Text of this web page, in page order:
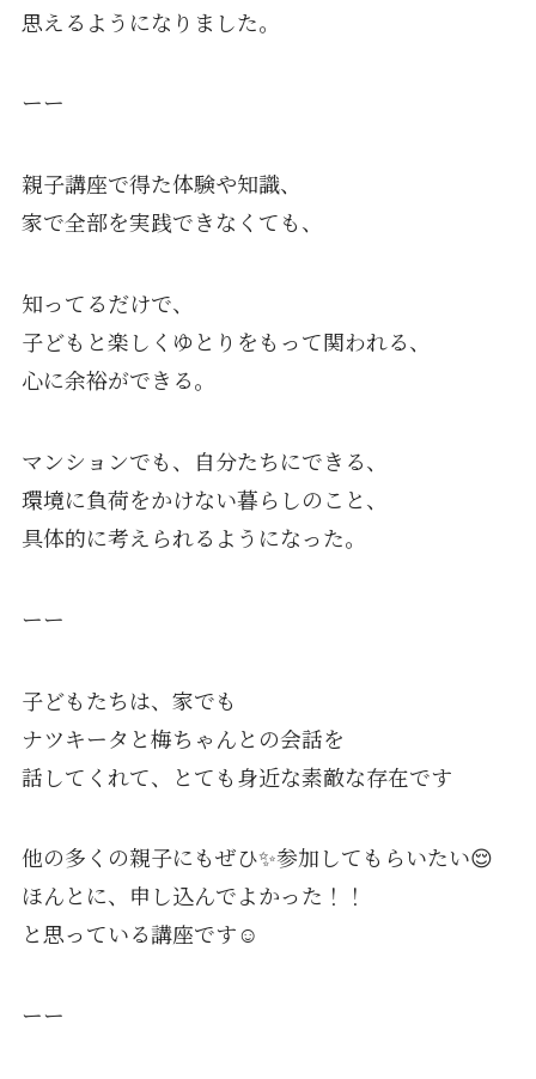
思えるようになりました。
ーー
親子講座で得た体験や知識、
家で全部を実践できなくても、
知ってるだけで、
子どもと楽しくゆとりをもって関われる、
心に余裕ができる。
マンションでも、自分たちにできる、
環境に負荷をかけない暮らしのこと、
具体的に考えられるようになった。
ーー
子どもたちは、家でも
ナツキータと梅ちゃんとの会話を
話してくれて、とても身近な素敵な存在です
他の多くの親子にもぜひ✨参加してもらいたい😌
ほんとに、申し込んでよかった！！
と思っている講座です☺️
ーー